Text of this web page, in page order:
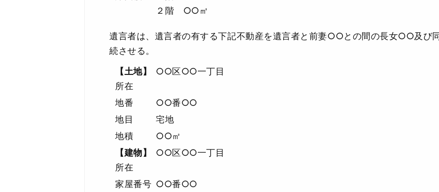
２階 ○○㎡
遺言者は、遺言者の有する下記不動産を遺言者と前妻○○との間の長女○○及び
続させる。
【土地】
所在
○○区○○一丁目
地番
○○番○○
地目
宅地
地積
○○㎡
【建物】
所在
○○区○○一丁目
家屋番号 ○○番○○